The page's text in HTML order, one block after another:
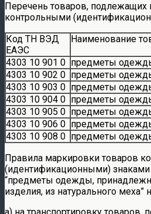
Перечень товаров, подлежащих
контрольными
Код ТН ВЭД
ЕАЭС
Наименование
4303 10 901 0 предметы
4303 10 902 0 предметы
4303 10 903 0 предметы
4303 10 904 0 предметы
4303 10 905 0 предметы
4303 10 906 0 предметы
4303 10 908 0 предметы
Правила маркировки товаров
(идентификационными) знаками
“предметы одежды,
изделия, из натурального меха”